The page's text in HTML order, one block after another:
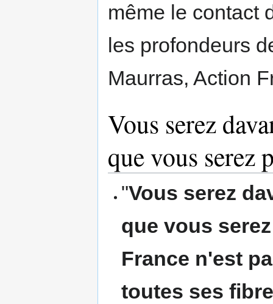
même le contact
les profondeurs
Maurras, Action
Vous serez
que vous serez
"Vous serez
que vous
France n'est
toutes ses